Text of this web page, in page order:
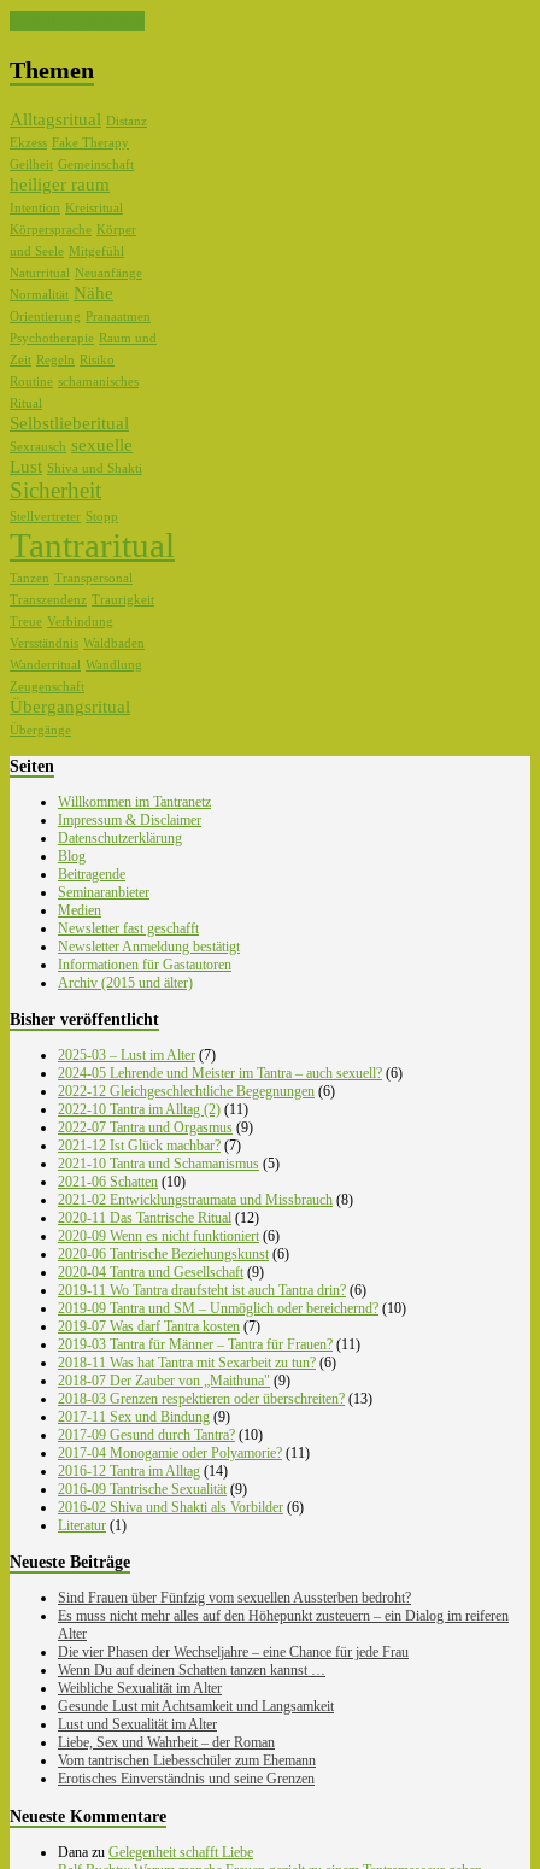
Themen
Alltagsritual Distanz
Ekzess Fake Therapy
Geilheit Gemeinschaft
heiliger raum
Intention
Kreisritual
Körpersprache Körper
und Seele Mitgefühl
Naturritual Neuanfänge
Normalität Nähe
Orientierung
Pranaatmen
Psychotherapie Raum und
Zeit Regeln
Risiko
Routine schamanisches
Ritual
Selbstlieberitual
Sexrausch sexuelle
Lust Shiva und Shakti
Sicherheit
Stellvertreter Stopp
Tantraritual
Tanzen Transpersonal
Transzendenz Traurigkeit
Treue Verbindung
Versständnis Waldbaden
Wanderritual Wandlung
Zeugenschaft
Übergangsritual
Übergänge
Seiten
Willkommen im Tantranetz
Impressum & Disclaimer
Datenschutzerklärung
Blog
Beitragende
Seminaranbieter
Medien
Newsletter fast geschafft
Newsletter Anmeldung bestätigt
Informationen für Gastautoren
Archiv (2015 und älter)
Bisher veröffentlicht
2025-03 – Lust im Alter (7)
2024-05 Lehrende und Meister im Tantra – auch sexuell? (6)
2022-12 Gleichgeschlechtliche Begegnungen (6)
2022-10 Tantra im Alltag (2) (11)
2022-07 Tantra und Orgasmus (9)
2021-12 Ist Glück machbar? (7)
2021-10 Tantra und Schamanismus (5)
2021-06 Schatten (10)
2021-02 Entwicklungstraumata und Missbrauch (8)
2020-11 Das Tantrische Ritual (12)
2020-09 Wenn es nicht funktioniert (6)
2020-06 Tantrische Beziehungskunst (6)
2020-04 Tantra und Gesellschaft (9)
2019-11 Wo Tantra draufsteht ist auch Tantra drin? (6)
2019-09 Tantra und SM – Unmöglich oder bereichernd? (10)
2019-07 Was darf Tantra kosten (7)
2019-03 Tantra für Männer – Tantra für Frauen? (11)
2018-11 Was hat Tantra mit Sexarbeit zu tun? (6)
2018-07 Der Zauber von „Maithuna" (9)
2018-03 Grenzen respektieren oder überschreiten? (13)
2017-11 Sex und Bindung (9)
2017-09 Gesund durch Tantra? (10)
2017-04 Monogamie oder Polyamorie? (11)
2016-12 Tantra im Alltag (14)
2016-09 Tantrische Sexualität (9)
2016-02 Shiva und Shakti als Vorbilder (6)
Literatur (1)
Neueste Beiträge
Sind Frauen über Fünfzig vom sexuellen Aussterben bedroht?
Es muss nicht mehr alles auf den Höhepunkt zusteuern – ein Dialog im reiferen
Alter
Die vier Phasen der Wechseljahre – eine Chance für jede Frau
Wenn Du auf deinen Schatten tanzen kannst …
Weibliche Sexualität im Alter
Gesunde Lust mit Achtsamkeit und Langsamkeit
Lust und Sexualität im Alter
Liebe, Sex und Wahrheit – der Roman
Vom tantrischen Liebesschüler zum Ehemann
Erotisches Einverständnis und seine Grenzen
Neueste Kommentare
Dana zu Gelegenheit schafft Liebe